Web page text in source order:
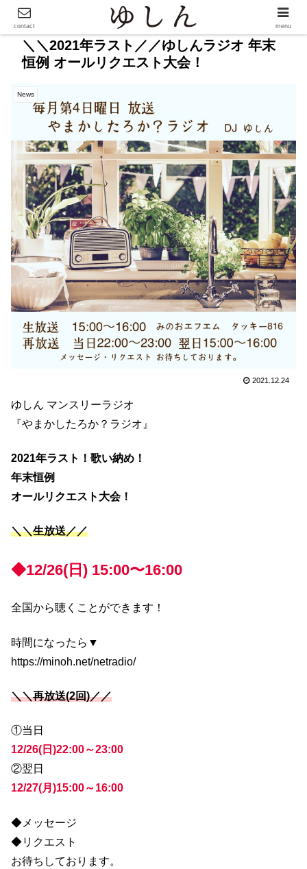
＼＼2021年ラスト／／ゆしんラジオ 年末
恒例 オールリクエスト大会！
News
2021.12.24
ゆしん マンスリーラジオ
『やまかしたろか？ラジオ』
2021年ラスト！歌い納め！
年末恒例
オールリクエスト大会！
＼＼生放送／／
◆12/26(日) 15:00〜16:00
全国から聴くことができます！
時間になったら▼
https://minoh.net/netradio/
＼＼再放送(2回)／／
①当日
12/26(日)22:00～23:00
②翌日
12/27(月)15:00～16:00
◆メッセージ
◆リクエスト
お待ちしております。
contact menu